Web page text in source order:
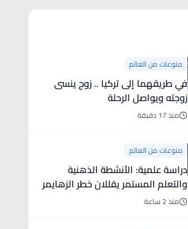
منوعات من العالم
في طريقهما إلى تركيا .. زوج ينسى
زوجته ويواصل الرحلة
منذ 17 دقيقة
منوعات من العالم
دراسة علمية: الأنشطة الذهنية
والتعلم المستمر يقللان خطر الزهايمر
بنسبة 40%
منذ 2 ساعة